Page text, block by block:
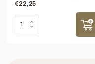
€22,25